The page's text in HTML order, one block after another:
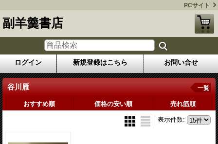
PCサイト
副羊羹書店
ログイン 新規登録はこちら お問い合せ
谷川雁 一覧
おすすめ順 価格の安い順 売れ筋順
表示件数: